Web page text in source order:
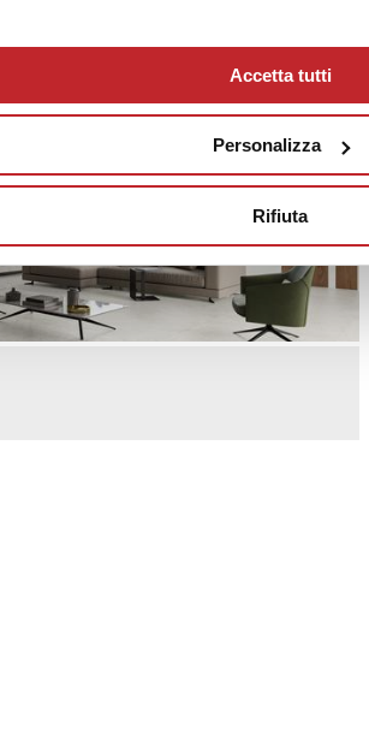
Accetta tutti
Personalizza
Rifiuta